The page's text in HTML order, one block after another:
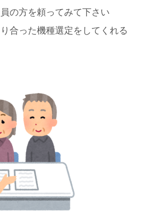
の方を頼ってみて下さい
合った機種選定をしてくれる